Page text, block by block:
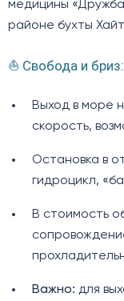
медицины
районе бухты
⛵ Свобода и
Выход в море
скорость,
Остановка в
гидроцикл,
В стоимость
Важно: для